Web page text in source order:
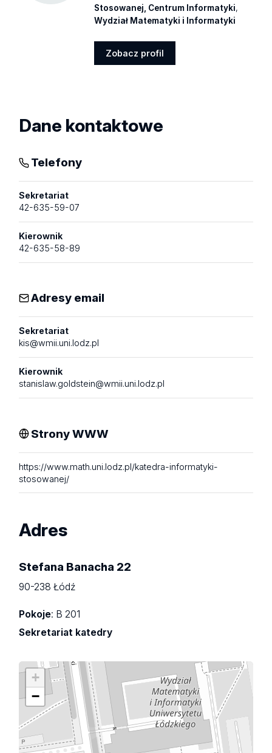
Stosowanej, Centrum Informatyki,
Wydział Matematyki i Informatyki
Zobacz profil
Dane kontaktowe
Telefony
Sekretariat
42-635-59-07
Kierownik
42-635-58-89
Adresy email
Sekretariat
kis@wmii.uni.lodz.pl
Kierownik
stanislaw.goldstein@wmii.uni.lodz.pl
Strony WWW
https://www.math.uni.lodz.pl/katedra-informatyki-
stosowanej/
Adres
Stefana Banacha 22
90-238 Łódź
Pokoje: B 201
Sekretariat katedry
+
−